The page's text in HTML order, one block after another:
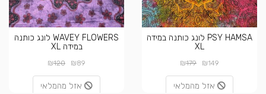
PSY HAMSA לונג כותנה במידה
XL
₪149
₪179
אזל מהמלאי
WAVEY FLOWERS לונג כותנה
במידה XL
₪89
₪120
אזל מהמלאי